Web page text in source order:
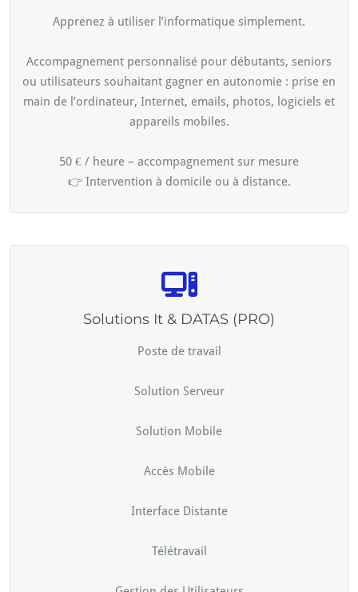
Apprenez à utiliser l’informatique simplement.
Accompagnement personnalisé pour débutants, seniors
ou utilisateurs souhaitant gagner en autonomie : prise en
main de l’ordinateur, Internet, emails, photos, logiciels et
appareils mobiles.
50 € / heure – accompagnement sur mesure
👉 Intervention à domicile ou à distance.
Solutions It & DATAS (PRO)
Poste de travail
Solution Serveur
Solution Mobile
Accès Mobile
Interface Distante
Télétravail